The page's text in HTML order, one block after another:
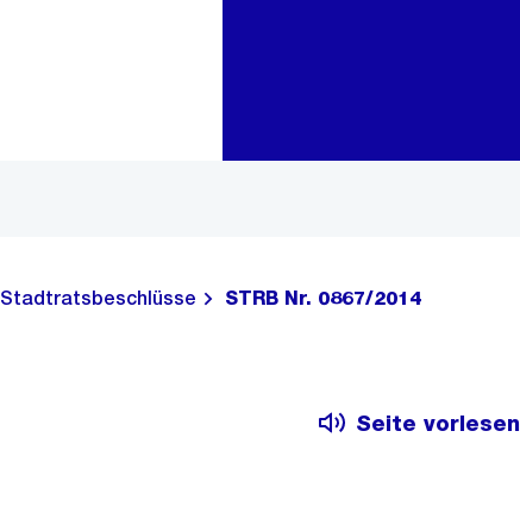
Stadtratsbeschlüsse STRB Nr. 0867/2014
Seite vorlesen